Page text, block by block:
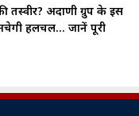
तस्वीर? अदाणी ग्रुप के इस
हलचल… जानें पूरी